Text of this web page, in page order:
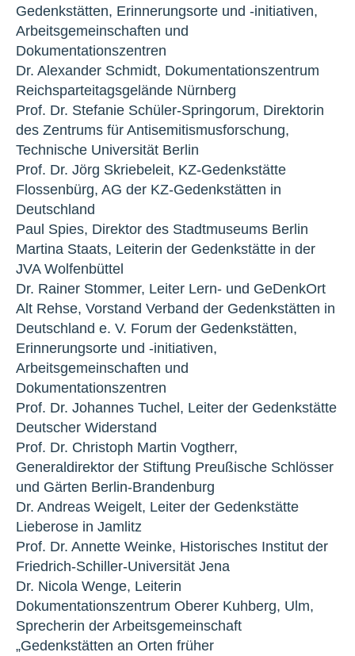
Gedenkstätten, Erinnerungsorte und -initiativen,
Arbeitsgemeinschaften und
Dokumentationszentren
Dr. Alexander Schmidt, Dokumentationszentrum
Reichsparteitagsgelände Nürnberg
Prof. Dr. Stefanie Schüler-Springorum, Direktorin
des Zentrums für Antisemitismusforschung,
Technische Universität Berlin
Prof. Dr. Jörg Skriebeleit, KZ-Gedenkstätte
Flossenbürg, AG der KZ-Gedenkstätten in
Deutschland
Paul Spies, Direktor des Stadtmuseums Berlin
Martina Staats, Leiterin der Gedenkstätte in der
JVA Wolfenbüttel
Dr. Rainer Stommer, Leiter Lern- und GeDenkOrt
Alt Rehse, Vorstand Verband der Gedenkstätten in
Deutschland e. V. Forum der Gedenkstätten,
Erinnerungsorte und -initiativen,
Arbeitsgemeinschaften und
Dokumentationszentren
Prof. Dr. Johannes Tuchel, Leiter der Gedenkstätte
Deutscher Widerstand
Prof. Dr. Christoph Martin Vogtherr,
Generaldirektor der Stiftung Preußische Schlösser
und Gärten Berlin-Brandenburg
Dr. Andreas Weigelt, Leiter der Gedenkstätte
Lieberose in Jamlitz
Prof. Dr. Annette Weinke, Historisches Institut der
Friedrich-Schiller-Universität Jena
Dr. Nicola Wenge, Leiterin
Dokumentationszentrum Oberer Kuhberg, Ulm,
Sprecherin der Arbeitsgemeinschaft
„Gedenkstätten an Orten früher